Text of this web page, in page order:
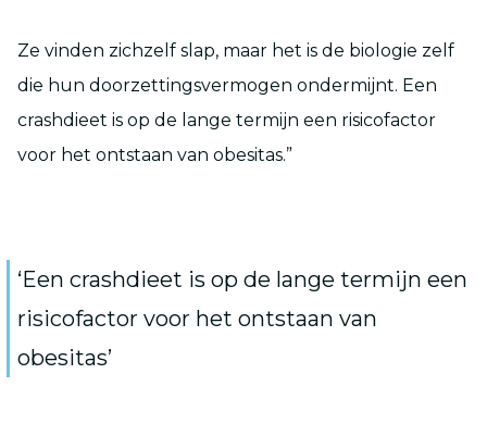
Ze vinden zichzelf slap, maar het is de biologie zelf
die hun doorzettingsvermogen ondermijnt. Een
crashdieet is op de lange termijn een risicofactor
voor het ontstaan van obesitas.”
‘Een crashdieet is op de lange termijn een
risicofactor voor het ontstaan van
obesitas’